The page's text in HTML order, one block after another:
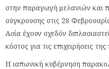
στην παραγωγή μελανιών και
σύγκρουσης στις 28
Ασία έχουν σχεδόν
κόστος για τις επιχειρήσεις της
Η ιαπωνική κυβέρνηση